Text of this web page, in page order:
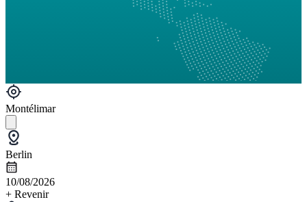
Montélimar
Berlin
10/08/2026
+ Revenir